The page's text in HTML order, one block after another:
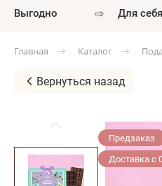
выгодно ⇨ для себя
Главная Каталог
Вернуться назад
Предзаказ
Доставка с